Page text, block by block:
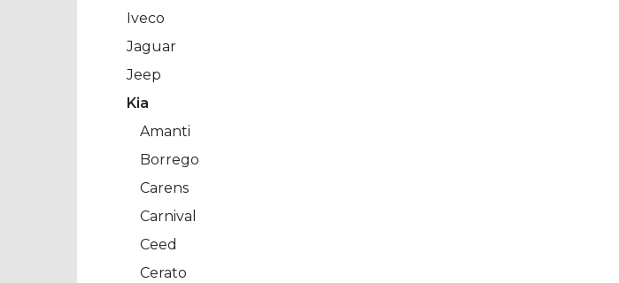
Iveco
Jaguar
Jeep
Kia
Amanti
Borrego
Carens
Carnival
Ceed
Cerato